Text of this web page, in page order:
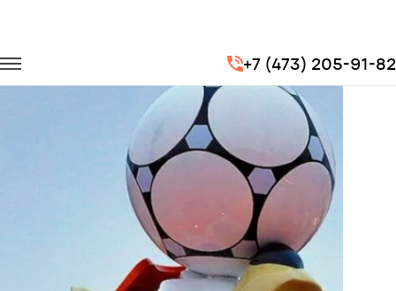
+7 (473) 205-91-82
Транспорт для спорта